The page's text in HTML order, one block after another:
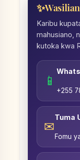
Karibu
mahusiano,
kutoka kwa
📱
+255
✉
Tuma
Fomu